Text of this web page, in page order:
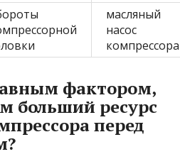
масляный
насос
компрессора
фактором,
больший ресурс
перед